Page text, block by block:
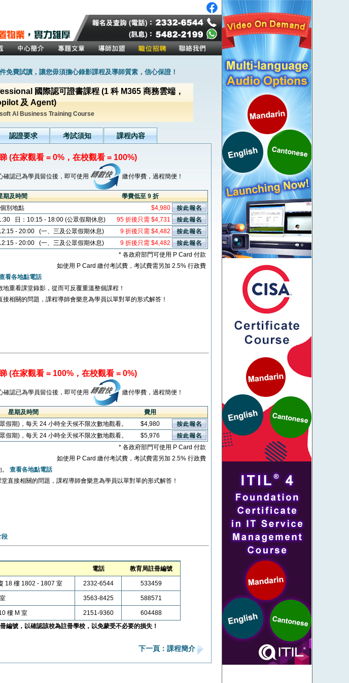
免費試讀，讓您毋須擔心錄影課程及導師質素，信心保證！
國際認可證書課程 (1 科 M365 商務雲端，
及 Agent)
AI Business Training Course
認證要求 考試須知 課程內容
(在家觀看 = 0%，在校觀看 = 100%)
認已為學員留位後，即可使用 繳付學費，過程簡便！
期及時間
學費低至 9 折
別地點
$4,980
日：10:15 - 18:00 (公眾假期休息)
95 折後只需 $4,731
- 20:00 (一、三及公眾假期休息)
9 折後只需 $4,482
- 20:00 (一、三及公眾假期休息)
9 折後只需 $4,482
* 各政府部門可使用 P Card 付款
如使用 P Card 繳付考試費，考試費需另加 2.5% 行政費
看各地點電話
重看課堂錄影，從而可反覆重溫整個課程！
相關的問題，課程導師會樂意為學員以單對單的形式解答！
(在家觀看 = 100%，在校觀看 = 0%)
認已為學員留位後，即可使用 繳付學費，過程簡便！
星期及時間
費用
假期)，每天 24 小時全天候不限次數地觀看。
$4,980
假期)，每天 24 小時全天候不限次數地觀看。
$5,976
* 各政府部門可使用 P Card 付款
如使用 P Card 繳付考試費，考試費需另加 2.5% 行政費
查看各地點電話
直接相關的問題，課程導師會樂意為學員以單對單的形式解答！
段
電話 教育局註冊編號
18 樓 1802 - 1807 室 2332-6544 533459
3563-8425 588571
樓 M 室 2151-9360
604488
編號，以確認該校為註冊學校，以免蒙受不必要的損失！
下一頁：課程簡介